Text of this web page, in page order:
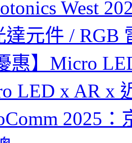
West
達元件 / RGB
惠】Micro
LED x AR x
2025